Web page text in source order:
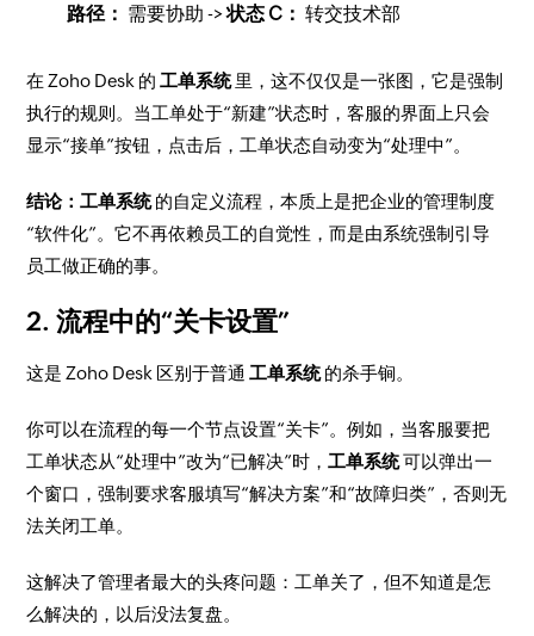
路径： 需要协助 ->状态 C： 转交技术部
在 Zoho Desk 的工单系统里，这不仅仅是一张图，它是强制
执行的规则。当工单处于“新建”状态时，客服的界面上只会
显示“接单”按钮，点击后，工单状态自动变为“处理中”。
结论：工单系统的自定义流程，本质上是把企业的管理制度
“软件化”。它不再依赖员工的自觉性，而是由系统强制引导
员工做正确的事。
2. 流程中的“关卡设置”
这是 Zoho Desk 区别于普通工单系统的杀手锏。
你可以在流程的每一个节点设置“关卡”。例如，当客服要把
工单状态从“处理中”改为“已解决”时，工单系统可以弹出一
个窗口，强制要求客服填写“解决方案”和“故障归类”，否则无
法关闭工单。
这解决了管理者最大的头疼问题：工单关了，但不知道是怎
么解决的，以后没法复盘。